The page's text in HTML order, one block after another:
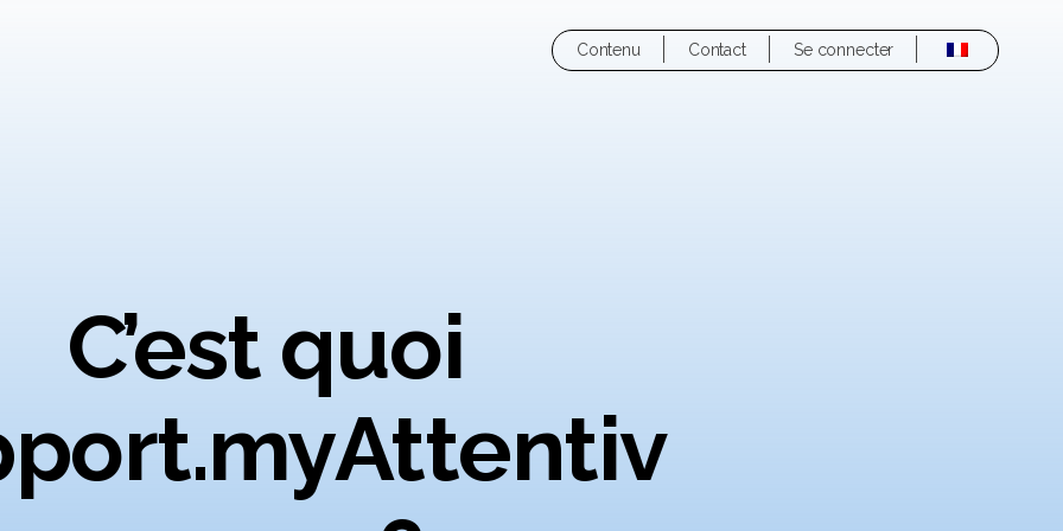
Contenu Contact Se connecter
C’est quoi